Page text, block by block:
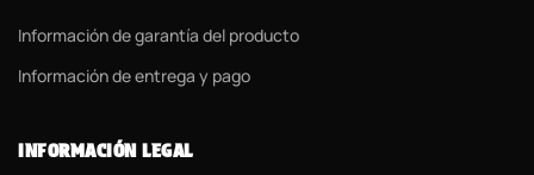
Información de garantía del producto
Información de entrega y pago
INFORMACIÓN LEGAL